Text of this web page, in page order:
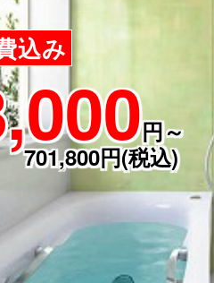
込み
円～
円(税込)